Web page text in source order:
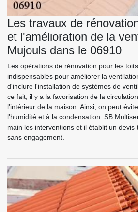
Les travaux de
et l'amélioration de la
Mujouls dans le 06910
Les opérations de rénovation pour les
indispensables pour améliorer la
d'inclure l'installation de systèmes de
ce fait, il y a la favorisation de la
l'intérieur de la maison. Ainsi, on peut
l'humidité et à la condensation. SB
main les interventions et il établit un devis
sans engagement.